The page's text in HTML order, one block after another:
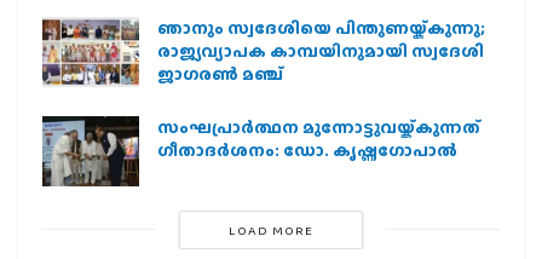
ഞാനും സ്വദേശിയെ പിന്തുണയ്ക്കുന്നു;
രാജ്യവ്യാപക കാമ്പയിനുമായി സ്വദേശി
ജാഗരണ്‍ മഞ്ച്
സംഘപ്രാര്‍ത്ഥന മുന്നോട്ടുവയ്ക്കുന്നത്
ഗീതാദര്‍ശനം: ഡോ. കൃഷ്ണഗോപാല്‍
LOAD MORE